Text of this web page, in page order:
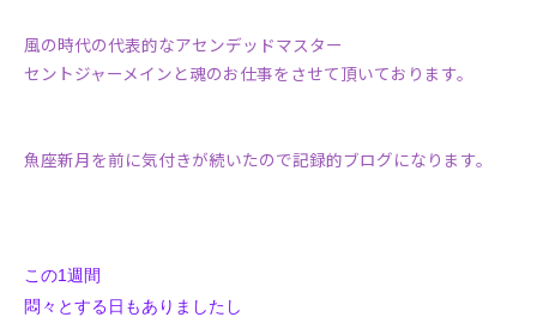
風の時代の代表的なアセンデッドマスター
セントジャーメインと魂のお仕事をさせて頂いております。
魚座新月を前に気付きが続いたので記録的ブログになります。
この1週間
悶々とする日もありましたし